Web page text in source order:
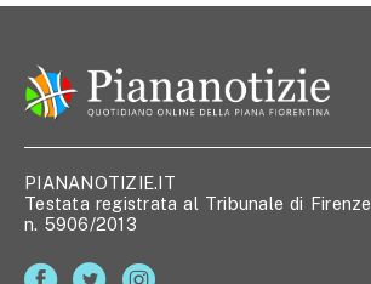
PIANANOTIZIE.IT
Testata registrata al Tribunale di Firenze,
n. 5906/2013